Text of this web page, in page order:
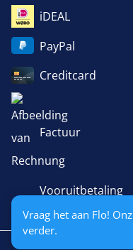
Vraag het aan Flo!
verder.
iDEAL
PayPal
Creditcard
Factuur
Vooruitbetaling